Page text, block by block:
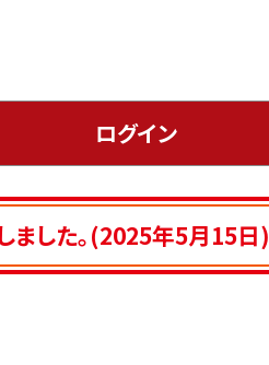
ログイン
ました。(2025年5月15日)